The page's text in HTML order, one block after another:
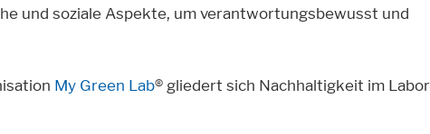
und soziale Aspekte, um verantwortungsbewusst und
My Green Lab® gliedert sich Nachhaltigkeit im Labor